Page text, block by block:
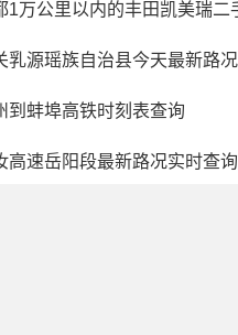
到蚌埠高铁时刻表查询
高速岳阳段最新路况实时查询